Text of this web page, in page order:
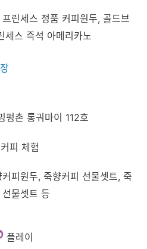
린세스 정품 커피원두, 골드브
세스 즉석 아메리카노
펑촌 롱궈마이 112호
피 체험
피원두, 죽향커피 선물셋트, 죽
물셋트 등
플레이